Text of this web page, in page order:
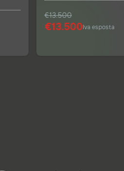
€13.500
€13.500Iva esposta